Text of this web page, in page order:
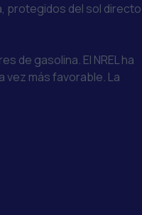
protegidos del sol directo
de gasolina. El NRELha
vez más favorable. La